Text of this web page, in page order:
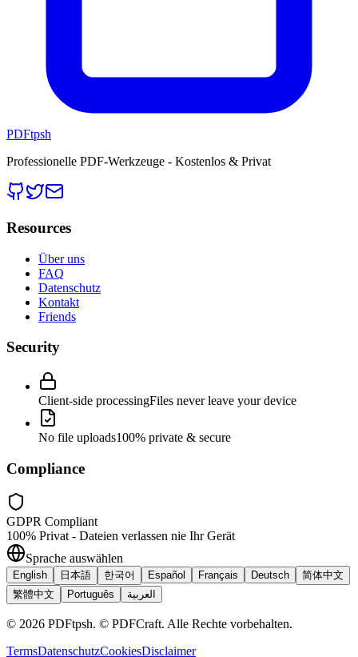
PDFtpsh
Professionelle PDF-Werkzeuge - Kostenlos & Privat
Resources
Über uns
FAQ
Datenschutz
Kontakt
Friends
Security
Client-side processingFiles never leave your device
No file uploads100% private & secure
Compliance
GDPR Compliant
100% Privat - Dateien verlassen nie Ihr Gerät
Sprache auswählen
English 日本語 한국어 Español Français Deutsch
简体中文
繁體中文
Português العربية
© 2026 PDFtpsh. © PDFCraft. Alle Rechte vorbehalten.
TermsDatenschutzCookiesDisclaimer